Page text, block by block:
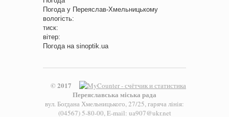
Погода у Переяслав-Хмельницькому
вологість:
тиск:
вітер:
Погода на sinoptik.ua
© 2017
Переяславська міська рада
вул. Богдана Хмельницького, 27/25, гаряча лінія:
(04567) 5-80-00, E-mail: ua907@ukr.net